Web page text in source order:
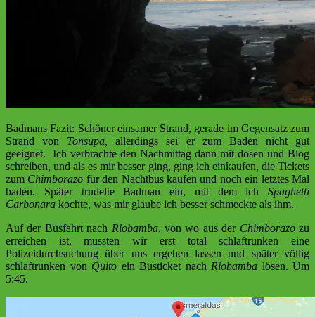
Badmans Fazit: Schöner einsamer Strand, gerade im Gegensatz zum
Strand von Tonsupa ,allerdings sei er zum Baden nicht gut
geeignet. Ich verbrachte den Nachmittag dann mit dösen und Blog
schreiben, und als es mir besser ging, ging ich einkaufen, die Tickets
zum Chimborazo für den Nachtbus kaufen und noch ein letztes Mal
baden. Später trudelte Badman ein, mit dem ich Spaghetti
Carbonara kochte, was mir glaube ich besser schmeckte als ihm.
Auf der Busfahrt nach Riobamba, von wo aus der Chimborazozu
erreichen ist, mussten wir erst total schlaftrunken eine
Polizeidurchsuchung über uns ergehen lassen und später völlig
schlaftrunken von Quito ein Busticket nach Riobamba lösen. Um
5:45.